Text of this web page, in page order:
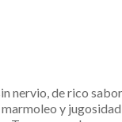
nervio, de rico
y